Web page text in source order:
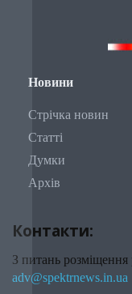
Новини
Стрічка новин
Статті
Думки
Архів
Контакти:
З питань розміщення
adv@spektrnews.in.ua